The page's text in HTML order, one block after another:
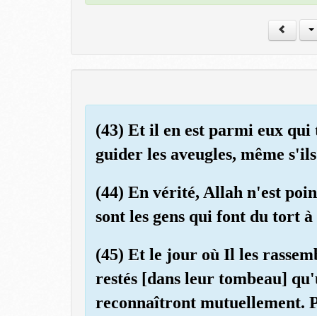
(43) Et il en est parmi eux
guider les aveugles, même
(44) En vérité, Allah n'est
sont les gens qui font du tort à
(45) Et le jour où Il les
restés [dans leur tombeau]
reconnaîtront mutuellement.